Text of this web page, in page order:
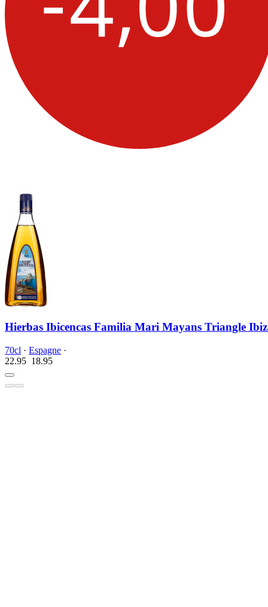
Hierbas Ibicencas Familia Mari Mayans Triangle
70cl · Espagne ·
22.95 18.95